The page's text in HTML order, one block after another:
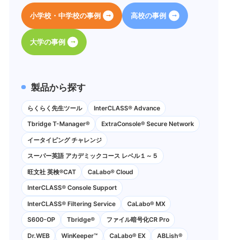
小学校・中学校の事例 高校の事例
大学の事例
製品から探す
らくらく先生ツール InterCLASS® Advance
Tbridge T-Manager® ExtraConsole® Secure Network
イータイピング チャレンジ
スーパー英語 アカデミックコース レベル１～５
旺文社 英検®CAT CaLabo®︎ Cloud
InterCLASS®︎ Console Support
InterCLASS®︎ Filtering Service CaLabo® MX
S600-OP Tbridge® ファイル暗号化CR Pro
Dr.WEB WinKeeper™ CaLabo® EX ABLish®